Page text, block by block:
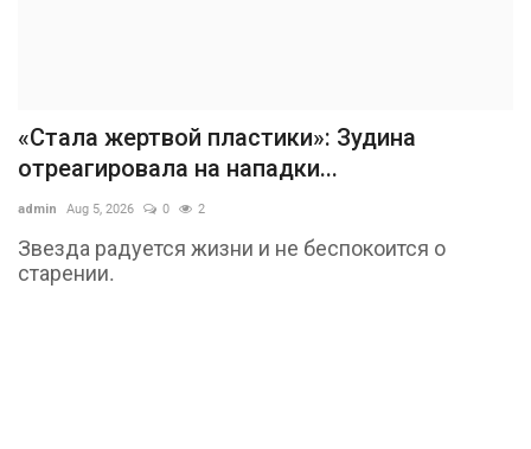
«Стала жертвой пластики»: Зудина
отреагировала на нападки...
admin Aug 5, 2026 0 2
Звезда радуется жизни и не беспокоится о
старении.